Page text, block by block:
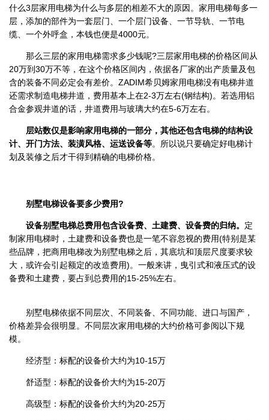
什么3层家用电梯为什么与多层的相差不大的原因。家用电梯每多一
层，添加的部件为一套层门、一个层门设备、一节导轨、一节电
缆、一个外呼盒，本钱也便是4000元。
那么三层的家用电梯需求多少钱呢?三层家用电梯的价格区间从
20万到30万不等，在这个价格区间内，依据各厂家的出产质量及包
含的装备不同必定会有差价。 ZADIM希贝姆家用电梯没有电梯井道
还需求制造电梯井道，费用基本上在2-3万左右(钢结构)。若选用铝
合金参观井道的话，井道费用与玻璃大约在5-6万左右。
层站数仅是影响家用电梯的一部分，其他还包含电梯的结构设
计、开门方法、装潢风格、运送设备等。所以说只要确定好电梯计
划及装修之后才干得到精确的电梯价格。
别墅电梯设备要多少费用?
设备别墅电梯总费用包含设备费、土建费、设备费的归纳。 定
制家用电梯时，土建费和设备费也是一笔不容忽视的费用(特别是某
些品牌，把商用电梯改为别墅电梯之后，其底坑和顶层尺度要求较
大，或许会引起额定的改造费用)。一般来讲，曳引式和液压式的设
备费和土建费，要占到总费用的15-25%左右。
别墅电梯依据不同层次、不同装备、不同功能、进口与国产，
价格差异会很明显。不同层次家用电梯的大约价格可参阅以下规
模。
经济型：标配的设备价大约为10-15万
舒适型：标配的设备价大约为15-20万
高级型：标配的设备价大约为20-25万